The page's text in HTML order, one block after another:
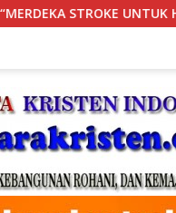
BERMAKNA”